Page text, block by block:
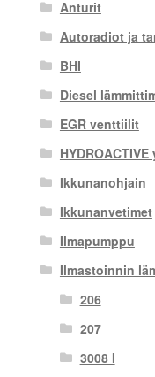
Anturit
Autoradiot ja
BHI
Diesel
EGR venttiilit
Ikkunanohjain
Ikkunanvetimet
Ilmapumppu
Ilmastoinnin
206
207
3008 I